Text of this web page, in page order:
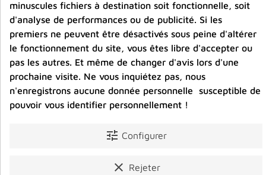
Partager :
Détails du produit Avis clients
minuscules fichiers à destination soit fonctionnelle, soit
d'analyse de performances ou de publicité. Si les
premiers ne peuvent être désactivés sous peine d'altérer
le fonctionnement du site, vous êtes libre d'accepter ou
pas les autres. Et même de changer d'avis lors d'une
prochaine visite. Ne vous inquiétez pas, nous
n'enregistrons aucune donnée personnelle susceptible de
pouvoir vous identifier personnellement !
tune Configurer
clear Rejeter